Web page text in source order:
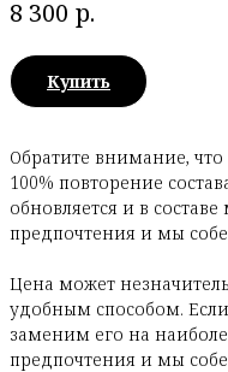
8 300 р.
Купить
Обратите внимание,
100% повторение
обновляется и в
предпочтения и мы
Цена может
удобным способом.
заменим его на
предпочтения и мы